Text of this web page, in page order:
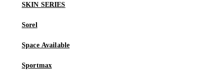
SKIN SERIES
Sorel
Space Available
Sportmax